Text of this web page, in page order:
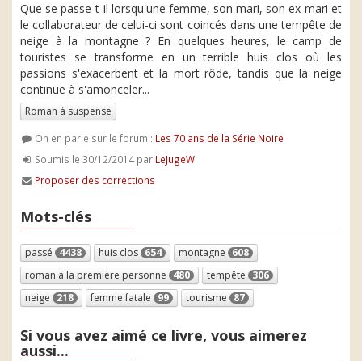
Que se passe-t-il lorsqu'une femme, son mari, son ex-mari et
le collaborateur de celui-ci sont coincés dans une tempête de
neige à la montagne ? En quelques heures, le camp de
touristes se transforme en un terrible huis clos où les
passions s'exacerbent et la mort rôde, tandis que la neige
continue à s'amonceler...
Roman à suspense
On en parle sur le forum : Les 70 ans de la Série Noire
Soumis le 30/12/2014 par LeJugeW
Proposer des corrections
Mots-clés
passé 4438 huis clos 654 montagne 608
roman à la première personne 480 tempête 306
neige 218 femme fatale 99 tourisme 87
Si vous avez aimé ce livre, vous aimerez
aussi...